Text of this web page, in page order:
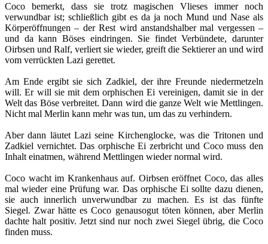
Coco bemerkt, dass sie trotz magischen Vlieses immer noch
verwundbar ist; schließlich gibt es da ja noch Mund und Nase als
Körperöffnungen – der Rest wird anstandshalber mal vergessen –
und da kann Böses eindringen. Sie findet Verbündete, darunter
Oirbsen und Ralf, verliert sie wieder, greift die Sektierer an und wird
vom verrückten Lazi gerettet.
Am Ende ergibt sie sich Zadkiel, der ihre Freunde niedermetzeln
will. Er will sie mit dem orphischen Ei vereinigen, damit sie in der
Welt das Böse verbreitet. Dann wird die ganze Welt wie Mettlingen.
Nicht mal Merlin kann mehr was tun, um das zu verhindern.
Aber dann läutet Lazi seine Kirchenglocke, was die Tritonen und
Zadkiel vernichtet. Das orphische Ei zerbricht und Coco muss den
Inhalt einatmen, während Mettlingen wieder normal wird.
Coco wacht im Krankenhaus auf. Oirbsen eröffnet Coco, das alles
mal wieder eine Prüfung war. Das orphische Ei sollte dazu dienen,
sie auch innerlich unverwundbar zu machen. Es ist das fünfte
Siegel. Zwar hätte es Coco genausogut töten können, aber Merlin
dachte halt positiv. Jetzt sind nur noch zwei Siegel übrig, die Coco
finden muss.